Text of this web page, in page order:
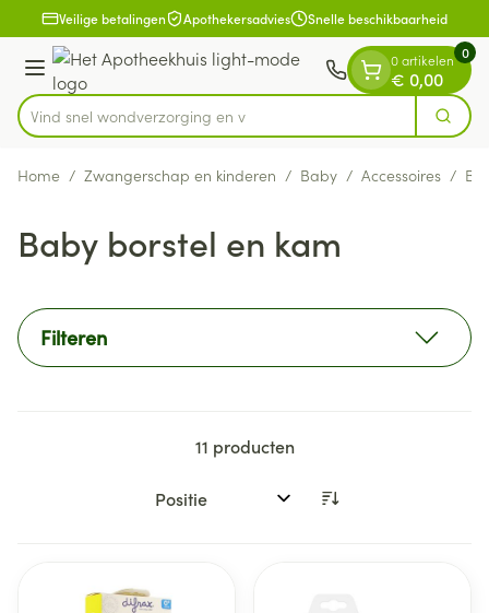
Ga naar de inhoud
1 van 1Veilige betalingen Apothekersadvies Snelle beschikbaarheid
Menu
Product, merk, categorie...
Vind snel wondverzo Zoek
0 artikelen
€ 0,00
0
Home / Zwangerschap en kinderen / Baby / Accessoires /
Baby borstel en kam
Filteren
11 producten
Sorteer op: